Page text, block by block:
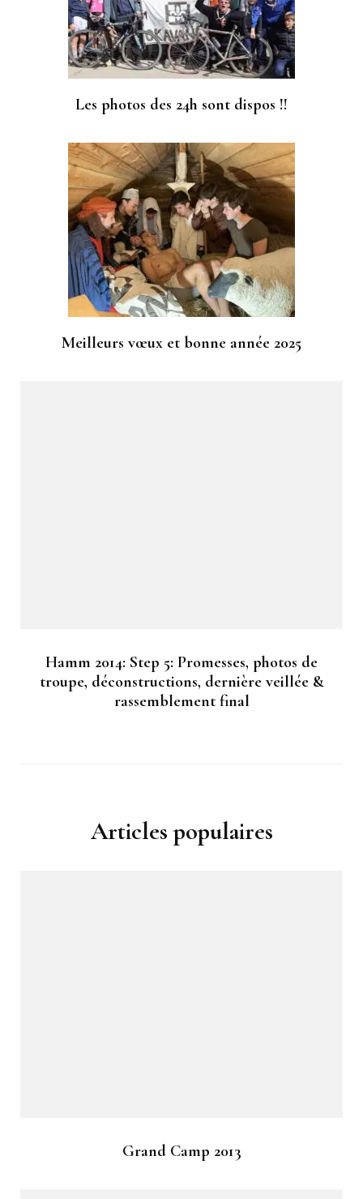
Les photos des 24h sont dispos !!
Meilleurs vœux et bonne année 2025
Hamm 2014: Step 5: Promesses, photos de
troupe, déconstructions, dernière veillée &
rassemblement final
Articles populaires
Grand Camp 2013